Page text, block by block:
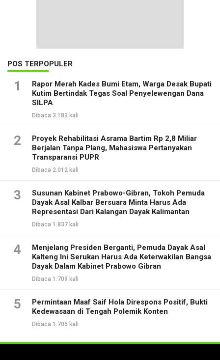
POS TERPOPULER
1
Rapor Merah Kades Bumi Etam, Warga Desak Bupati
Kutim Bertindak Tegas Soal Penyelewengan Dana
SILPA
Dibaca 3.183 kali
2
Proyek Rehabilitasi Asrama Bartim Rp 2,8 Miliar
Berjalan Tanpa Plang, Mahasiswa Pertanyakan
Transparansi PUPR
Dibaca 2.012 kali
3
Susunan Kabinet Prabowo-Gibran, Tokoh Pemuda
Dayak Asal Kalbar Bersuara Minta Harus Ada
Representasi Dari Kalangan Dayak Kalimantan
Dibaca 1.837 kali
4
Menjelang Presiden Berganti, Pemuda Dayak Asal
Kalteng Ini Serukan Harus Ada Keterwakilan Bangsa
Dayak Dalam Kabinet Prabowo Gibran
Dibaca 1.709 kali
5
Permintaan Maaf Saif Hola Direspons Positif, Bukti
Kedewasaan di Tengah Polemik Konten
Dibaca 1.705 kali